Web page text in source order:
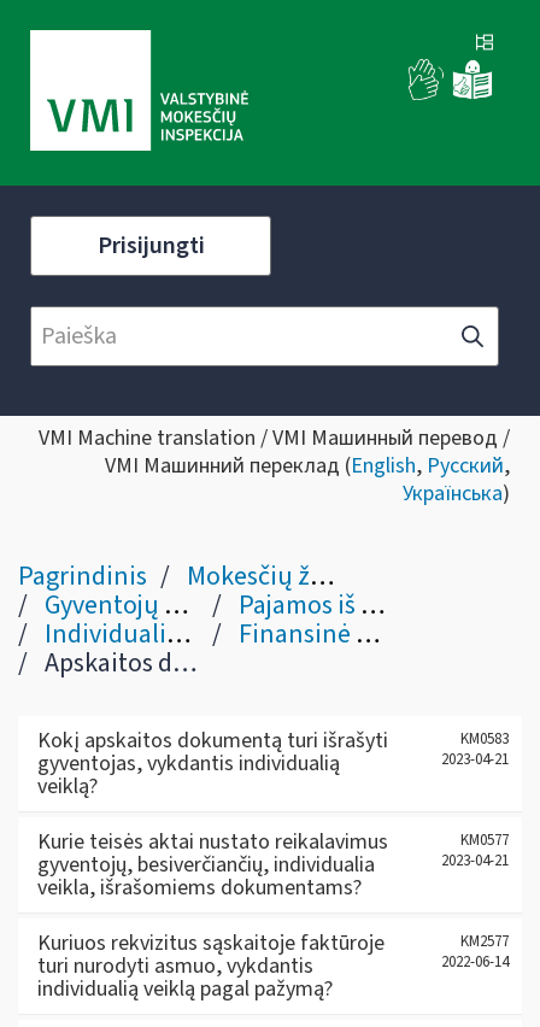
Prisijungti
VMI Machine translation / VMI Машинный перевод /
VMI Машинний переклад (English, Русский,
Українська)
Pagrindinis Mokesčių žinynas
Gyventojų pajamų mokestis Pajamos iš verslo / veiklos
Individualią veiklą pagal pažymą vykdančio asmens pajamos (10, 18, 22, 23, 24, 27 str.) Finansinė apskaita
Apskaitos dokumentai
Kokį apskaitos dokumentą turi išrašyti
gyventojas, vykdantis individualią
veiklą?
KM0583
2023-04-21
Kurie teisės aktai nustato reikalavimus
gyventojų, besiverčiančių, individualia
veikla, išrašomiems dokumentams?
KM0577
2023-04-21
Kuriuos rekvizitus sąskaitoje faktūroje
turi nurodyti asmuo, vykdantis
individualią veiklą pagal pažymą?
KM2577
2022-06-14